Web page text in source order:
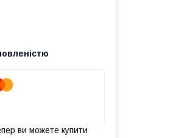
ви можете купити